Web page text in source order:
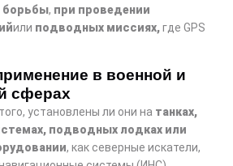
борьбы, при проведении
или подводных миссиях,где GPS
в военной и
сферах
установлены ли они на танках,
подводных лодках или
, как северные искатели,